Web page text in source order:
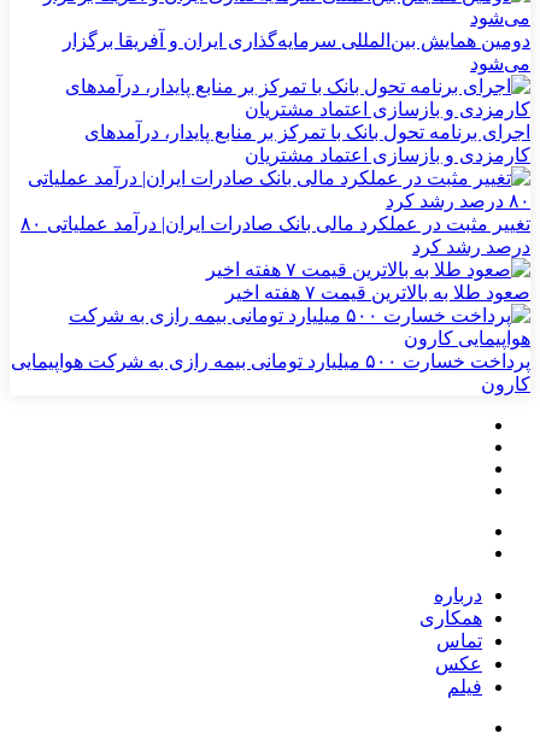
دومین همایش بین‌المللی سرمایه‌گذاری ایران و آفریقا برگزار
می‌شود
اجرای برنامه تحول بانک با تمرکز بر منابع پایدار، درآمدهای
کارمزدی و بازسازی اعتماد مشتریان
تغییر مثبت در عملکرد مالی بانک صادرات ایران| درآمد عملیاتی ۸۰
درصد رشد کرد
صعود طلا به بالاترین قیمت ۷ هفته اخیر
پرداخت خسارت ۵۰۰ میلیارد تومانی بیمه رازی به شرکت هواپیمایی
کارون
درباره
همکاری
تماس
عکس
فیلم